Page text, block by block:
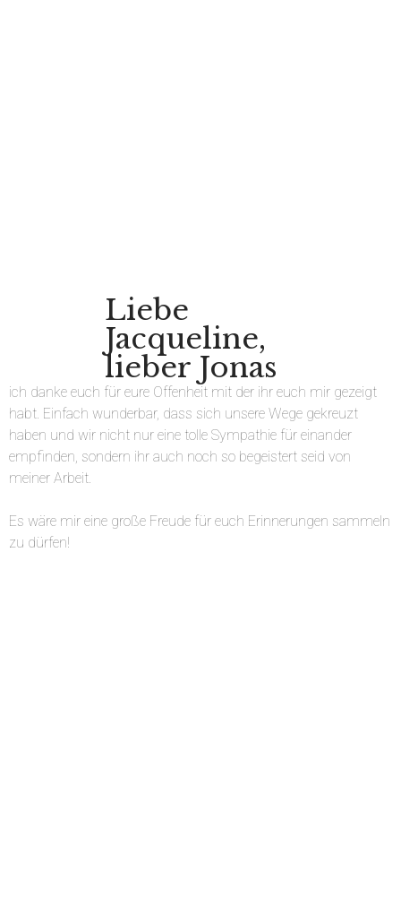
Liebe
Jacqueline,
lieber Jonas
ich danke euch für eure Offenheit mit der ihr euch mir gezeigt
habt. Einfach wunderbar, dass sich unsere Wege gekreuzt
haben und wir nicht nur eine tolle Sympathie für einander
empfinden, sondern ihr auch noch so begeistert seid von
meiner Arbeit.
Es wäre mir eine große Freude für euch Erinnerungen sammeln
zu dürfen!